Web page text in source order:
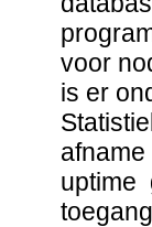
voor
is er
uptime